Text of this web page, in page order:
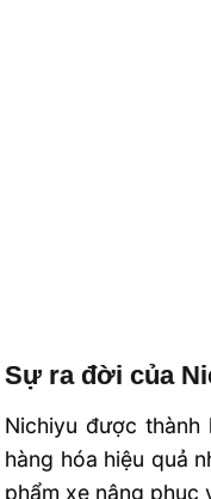
Sự ra đời của
Nichiyu được
hàng hóa hiệu quả
phẩm xe nâng phục